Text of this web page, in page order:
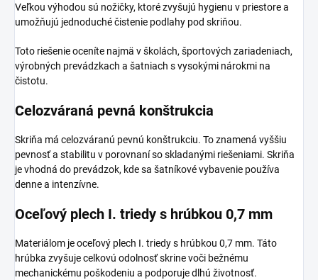
Veľkou výhodou sú nožičky, ktoré zvyšujú hygienu v priestore a
umožňujú jednoduché čistenie podlahy pod skriňou.
Toto riešenie oceníte najmä v školách, športových zariadeniach,
výrobných prevádzkach a šatniach s vysokými nárokmi na
čistotu.
Celozváraná pevná konštrukcia
Skriňa má celozváranú pevnú konštrukciu. To znamená vyššiu
pevnosť a stabilitu v porovnaní so skladanými riešeniami. Skriňa
je vhodná do prevádzok, kde sa šatníkové vybavenie používa
denne a intenzívne.
Oceľový plech I. triedy s hrúbkou 0,7 mm
Materiálom je oceľový plech I. triedy s hrúbkou 0,7 mm. Táto
hrúbka zvyšuje celkovú odolnosť skrine voči bežnému
mechanickému poškodeniu a podporuje dlhú životnosť.